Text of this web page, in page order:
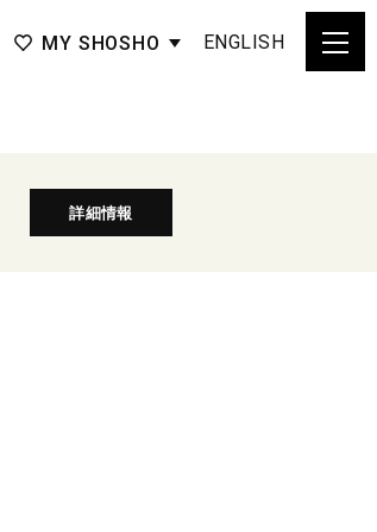
MY SHOSHO ENGLISH
詳細情報